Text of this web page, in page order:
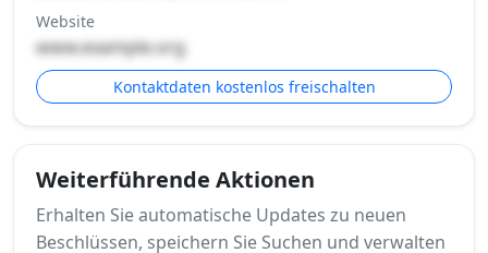
Website
www.example.org
Kontaktdaten kostenlos freischalten
Weiterführende Aktionen
Erhalten Sie automatische Updates zu neuen
Beschlüssen, speichern Sie Suchen und verwalten